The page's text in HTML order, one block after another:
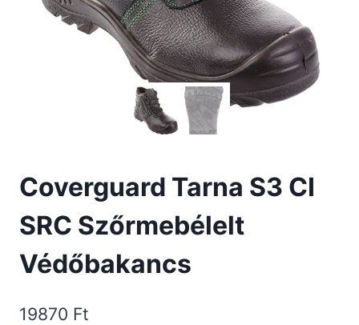
Coverguard Tarna S3 CI
SRC Szőrmebélelt
Védőbakancs
19870 Ft